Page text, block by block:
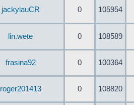
jackylauCR 0 105954
lin.wete 0 108589
frasina92 0 100364
roger201413 0 108820